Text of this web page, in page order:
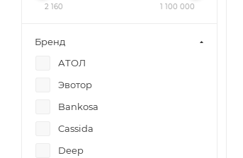
2 160 1 100 000
Бренд
АТОЛ
Эвотор
Bankosa
Cassida
Deep